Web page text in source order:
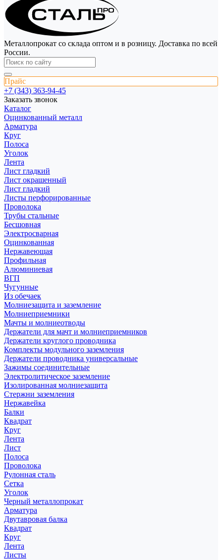
Металлопрокат со склада оптом и в розницу. Доставка по всей
России.
Прайс
+7 (343) 363-94-45
Заказать звонок
Каталог
Оцинкованный металл
Арматура
Круг
Полоса
Уголок
Лента
Лист гладкий
Лист окрашенный
Лист гладкий
Листы перфорированные
Проволока
Трубы стальные
Бесшовная
Электросварная
Оцинкованная
Нержавеющая
Профильная
Алюминиевая
ВГП
Чугунные
Из обечаек
Молниезащита и заземление
Молниеприемники
Мачты и молниеотводы
Держатели для мачт и молниеприемников
Держатели круглого проводника
Комплекты модульного заземления
Держатели проводника универсальные
Зажимы соединительные
Электролитическое заземление
Изолированная молниезащита
Стержни заземления
Нержавейка
Балки
Квадрат
Круг
Лента
Лист
Полоса
Проволока
Рулонная сталь
Сетка
Уголок
Черный металлопрокат
Арматура
Двутавровая балка
Квадрат
Круг
Лента
Листы